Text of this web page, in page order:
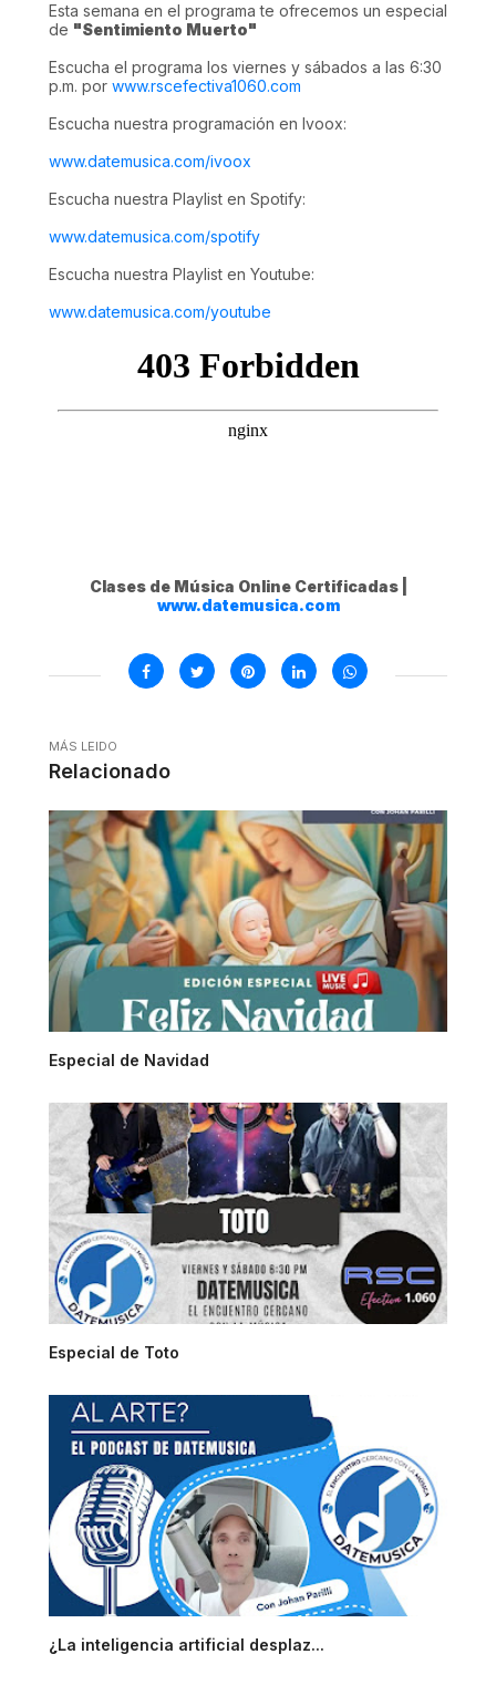
Esta semana en el programa te ofrecemos un especial
de "Sentimiento Muerto"
Escucha el programa los viernes y sábados a las 6:30
p.m. por www.rscefectiva1060.com
Escucha nuestra programación en Ivoox:
www.datemusica.com/ivoox
Escucha nuestra Playlist en Spotify:
www.datemusica.com/spotify
Escucha nuestra Playlist en Youtube:
www.datemusica.com/youtube
Clases de Música Online Certificadas |
www.datemusica.com
MÁS LEIDO
Relacionado
Especial de Navidad
Especial de Toto
¿La inteligencia artificial desplaz...